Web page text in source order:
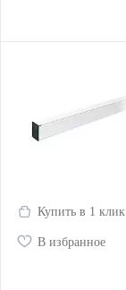
Купить в 1 клик
В избранное